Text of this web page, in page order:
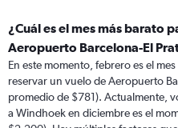
¿Cuál es el mes más barato
Aeropuerto Barcelona-El
En este momento, febrero es el
reservar un vuelo de Aeropuerto
promedio de $781). Actualmente,
a Windhoek en diciembre es el